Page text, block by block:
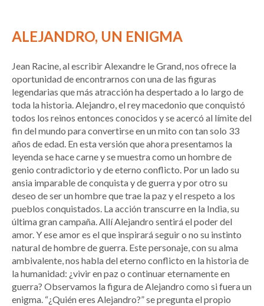
ALEJANDRO, UN ENIGMA
Jean Racine, al escribir Alexandre le Grand, nos ofrece la
oportunidad de encontrarnos con una de las figuras
legendarias que más atracción ha despertado a lo largo de
toda la historia. Alejandro, el rey macedonio que conquistó
todos los reinos entonces conocidos y se acercó al límite del
fin del mundo para convertirse en un mito con tan solo 33
años de edad. En esta versión que ahora presentamos la
leyenda se hace carne y se muestra como un hombre de
genio contradictorio y de eterno conflicto. Por un lado su
ansia imparable de conquista y de guerra y por otro su
deseo de ser un hombre que trae la paz y el respeto a los
pueblos conquistados. La acción transcurre en la India, su
última gran campaña. Allí Alejandro sentirá el poder del
amor. Y ese amor es el que inspirará seguir o no su instinto
natural de hombre de guerra. Este personaje, con su alma
ambivalente, nos habla del eterno conflicto en la historia de
la humanidad: ¿vivir en paz o continuar eternamente en
guerra? Observamos la figura de Alejandro como si fuera un
enigma. “¿Quién eres Alejandro?” se pregunta el propio